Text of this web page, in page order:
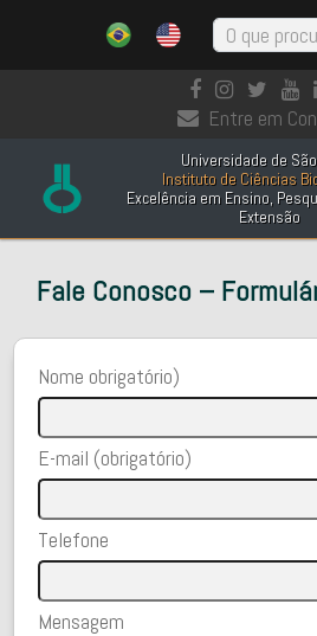
Entre em
Universidade de
Instituto de Ciências
Excelência em Ensino,
Extensão
Fale Conosco –
Nome obrigatório)
E-mail (obrigatório)
Telefone
Mensagem